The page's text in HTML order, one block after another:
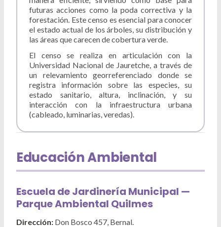
futuras acciones como la poda correctiva y la
forestación. Este censo es esencial para conocer
el estado actual de los árboles, su distribución y
las áreas que carecen de cobertura verde.
El censo se realiza en articulación con la
Universidad Nacional de Jauretche, a través de
un relevamiento georreferenciado donde se
registra información sobre las especies, su
estado sanitario, altura, inclinación, y su
interacción con la infraestructura urbana
(cableado, luminarias, veredas).
Educación Ambiental
Escuela de Jardinería Municipal —
Parque Ambiental Quilmes
Dirección: Don Bosco 457, Bernal.